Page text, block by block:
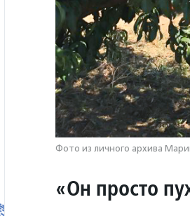
Фото из личного архива
«Он просто